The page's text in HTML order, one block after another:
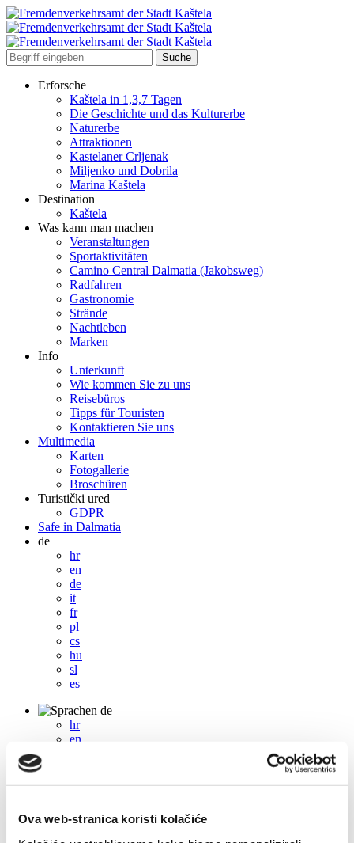
Ova web-stranica koristi kolačiće
Erforsche
Kaštela in 1,3,7 Tagen
Die Geschichte und das Kulturerbe
Naturerbe
Attraktionen
Kastelaner Crljenak
Miljenko und Dobrila
Marina Kaštela
Destination
Kaštela
Was kann man machen
Veranstaltungen
Sportaktivitäten
Camino Central Dalmatia (Jakobsweg)
Radfahren
Gastronomie
Strände
Nachtleben
Marken
Info
Unterkunft
Wie kommen Sie zu uns
Reisebüros
Tipps für Touristen
Kontaktieren Sie uns
Multimedia
Karten
Fotogallerie
Broschüren
Turistički ured
GDPR
Safe in Dalmatia
de
hr
en
de
it
fr
pl
cs
hu
sl
es
de
hr
en
hu